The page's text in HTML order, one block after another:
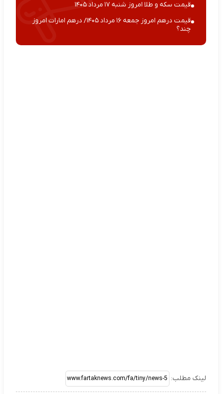
قیمت سکه و طلا امروز شنبه ۱۷ مرداد ۱۴۰۵
قیمت درهم امروز جمعه ۱۶ مرداد ۱۴۰۵/ درهم امارات امروز
چند؟
لینک مطلب: